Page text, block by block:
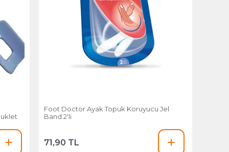
Foot Doctor Ayak Topuk Koruyucu Jel
Band 2'li
71,90 TL